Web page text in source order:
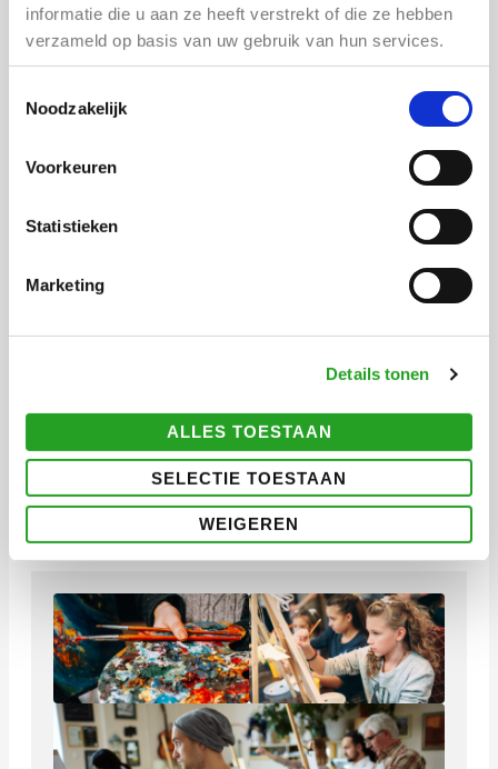
informatie die u aan ze heeft verstrekt of die ze hebben
verzameld op basis van uw gebruik van hun services.
Noodzakelijk
Voorkeuren
Statistieken
Marketing
Details tonen
ALLES TOESTAAN
SELECTIE TOESTAAN
WEIGEREN
ADRES
Baltimoreplein 106
Meryl Streepzaal, derde verdieping.
Let op! Betaald parkeren.
DATUM EN TIJD
Jongeren/ jong volwassenen.